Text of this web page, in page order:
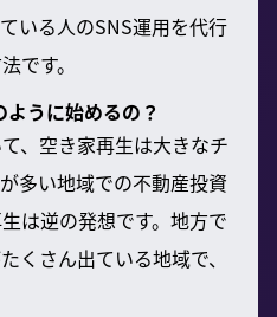
いる人のSNS運用を代行
です。
うに始めるの？
、空き家再生は大きなチ
多い地域での不動産投資
は逆の発想です。地方で
くさん出ている地域で、